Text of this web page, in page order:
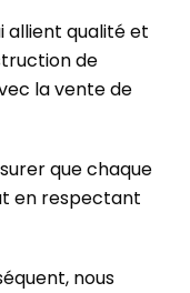
allient qualité et
de
la vente de
que chaque
en respectant
nous